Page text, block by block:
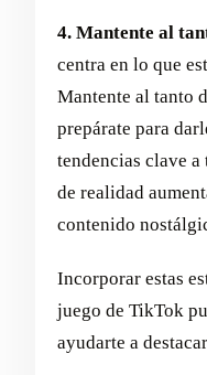
4. Mantente al
centra en lo que
Mantente al tanto
prepárate para
tendencias clave
de realidad
contenido
Incorporar estas
juego de TikTok
ayudarte a